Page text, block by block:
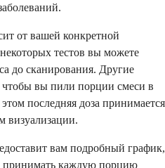
от вашей конкретной
тестов вы можете
до сканирования. Другие
чтобы вы пили порции смеси в
последняя доза принимается
визуализации.
вам подробный график,
принимать каждую порцию